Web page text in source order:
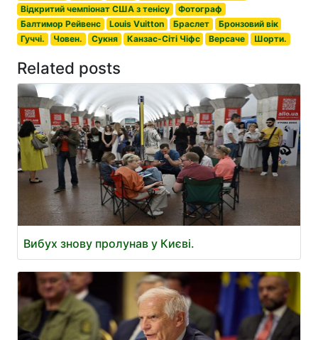
Відкритий чемпіонат США з тенісу
Фотограф
Балтимор Рейвенс
Louis Vuitton Браслет
Бронзовий вік
Гуччі.
Човен. Сукня Канзас-Сіті Чіфс Версаче Шорти.
Related posts
Вибух знову пролунав у Києві.